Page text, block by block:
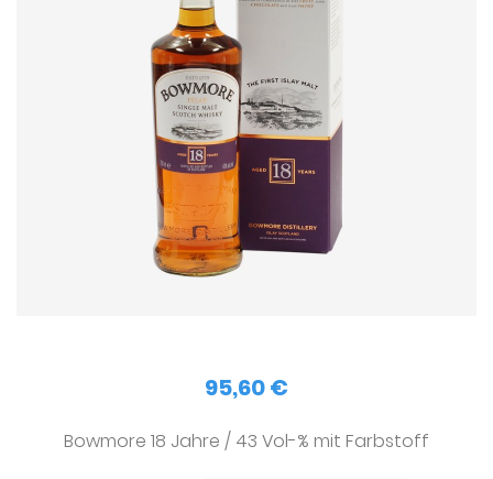
95,60 €
Bowmore 18 Jahre / 43 Vol-% mit Farbstoff